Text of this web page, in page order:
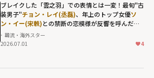
ブレイクした「雲之羽」での表情とは一変！最旬"古
装男子"チョン・レイ(丞磊)、年上のトップ女優ソ
ン・イー(宋軼)との禁断の恋模様が反響を呼んだ
「与晋長安」
韓流・海外スター
2026.07.01
4